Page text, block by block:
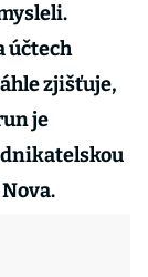
účtech
zjišťuje,
je